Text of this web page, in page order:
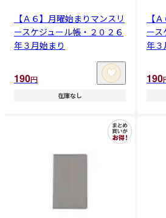
【Ａ６】月曜始まりマンスリ
ースケジュール帳・２０２６
年３月始まり
190円
在庫なし
【
ース
年３
190